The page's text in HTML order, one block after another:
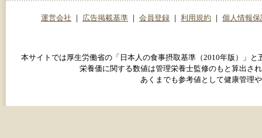
運営会社 広告掲載基準 会員登録 利用規約 個人情報保
本サイトでは厚生労働省の「日本人の食事摂取基準（2010年版）」
栄養価に関する数値は管理栄養士監修のもと算出さ
あくまでも参考値として健康管理